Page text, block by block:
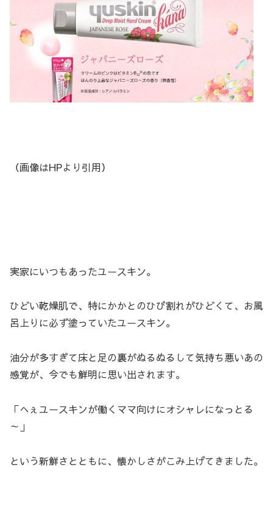
（画像はHPより引用）
実家にいつもあったユースキン。
ひどい乾燥肌で、特にかかとのひび割れがひどくて、お風
呂上りに必ず塗っていたユースキン。
油分が多すぎて床と足の裏がぬるぬるして気持ち悪いあの
感覚が、今でも鮮明に思い出されます。
「へぇユースキンが働くママ向けにオシャレになっとる
～」
という新鮮さとともに、懐かしさがこみ上げてきました。